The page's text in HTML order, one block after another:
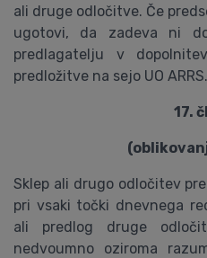
ali druge odločitve. Če
ugotovi, da zadeva ni
predlagatelju v
predložitve na sejo UO ARRS.
17.
Sklep ali drugo odločitev
pri vsaki točki dnevnega
ali predlog druge
nedvoumno oziroma